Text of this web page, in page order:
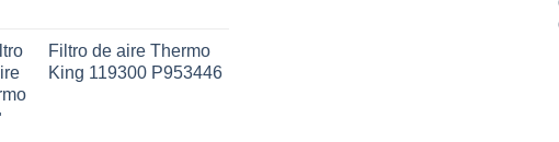
Filtro de aire Thermo
King 119300 P953446